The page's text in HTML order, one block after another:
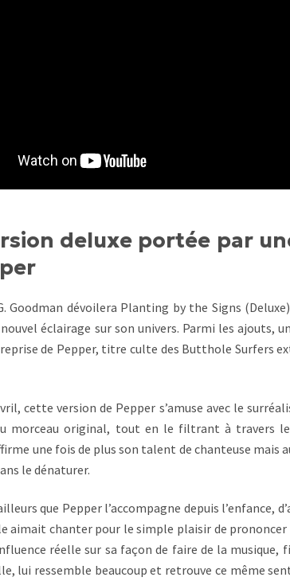
deluxe portée par
Goodman dévoilera Planting by the Signs
éclairage sur son univers. Parmi les ajouts,
reprise de Pepper, titre culte des Butthole Surfers
cette version de Pepper s’amuse avec le
morceau original, tout en le filtrant à travers le
une fois de plus son talent de chanteuse mais
le dénaturer.
que Pepper l’accompagne depuis l’enfance,
aimait chanter pour le simple plaisir de
réelle sur sa façon de faire de la musique,
lui ressemble beaucoup et retrouve ce même